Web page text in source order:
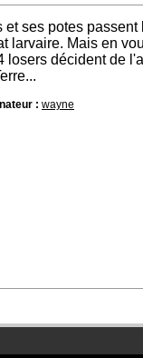
et ses potes
larvaire. Mais en
losers décident de
: wayne